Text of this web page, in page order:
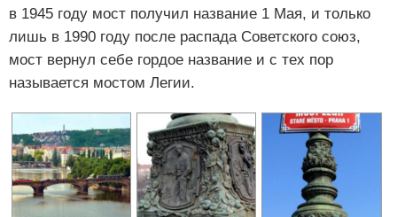
в 1945 году мост получил название 1 Мая, и только
лишь в 1990 году после распада Советского союз,
мост вернул себе гордое название и с тех пор
называется мостом Легии.